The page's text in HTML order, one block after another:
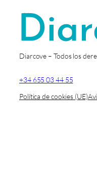
Diarcove – Todos los
+34 655 03 44 55
Política de cookies (UE)